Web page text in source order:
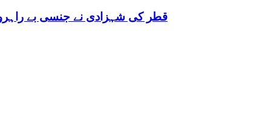
قطر کی شہزادی نے جنسی بے راہروی میں مغرب کو